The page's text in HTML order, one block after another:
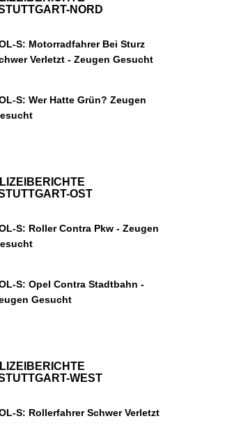
NORD
S: Motorradfahrer Bei Sturz
Verletzt - Zeugen Gesucht
S: Wer Hatte Grün? Zeugen
OST
S: Roller Contra Pkw - Zeugen
S: Opel Contra Stadtbahn -
Gesucht
WEST
S: Rollerfahrer Schwer Verletzt